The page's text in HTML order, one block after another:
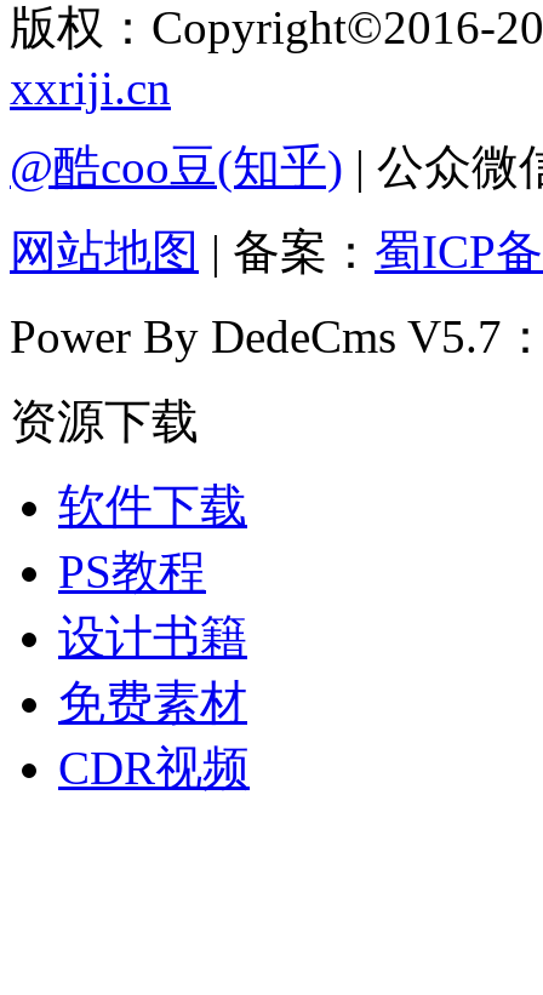
版权：Copyright©2016-
xxriji.cn
@酷coo豆(知乎) | 公众微
网站地图 | 备案： 蜀ICP
Power By DedeCms V5.7
资源下载
软件下载
PS教程
设计书籍
免费素材
CDR视频